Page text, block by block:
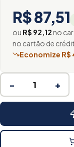
R$ 87,51
ou R$ 92,12no
no cartão de
Economize R$
− +